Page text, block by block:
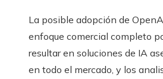
La posible adopción de
enfoque comercial completo
resultar en soluciones de IA
en todo el mercado, y los